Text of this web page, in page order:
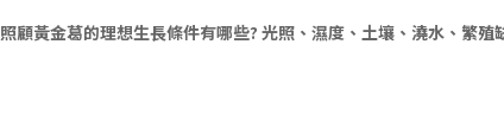
照顧黃金葛的理想生長條件有哪些? 光照、濕度、土壤、澆水、繁殖